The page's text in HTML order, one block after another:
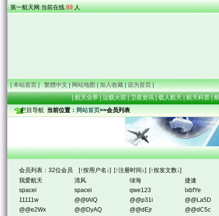
第一航天网 当前在线 89 人
| 本站首页 | 繁體中文 | 网站地图 | 加入收藏 | 设为首页 |
| 航天业界| 运载火箭| 卫星资讯| 载人航天| 航天科普|
栏目导航 当前位置： 网站首页>>会员列表
会员列表：32位会员 [↑按用户名 ↓] [↑注册时间↓] [↑按发文数↓]
我爱航天
清风 绿海
捷速
spacei
spacei qwe123
lxbfYe
11111w
@@tAlQ @@p31i
@@La5D
@@e2Wx
@@DyAQ @@dEjr
@@dC5c